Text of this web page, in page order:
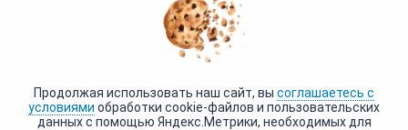
вопросы), admin@tour-poisk.com (жалобы)
Номер в Общероссийском реестре
туристических агентств: РТА 0003424
Политика конфиденциальности
Продолжая использовать наш сайт, вы соглашаетесь с
условиями обработки cookie-файлов и пользовательских
данных с помощью Яндекс.Метрики, необходимых для